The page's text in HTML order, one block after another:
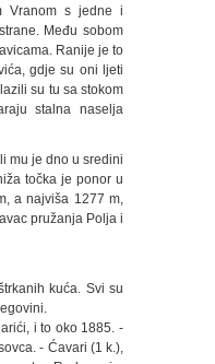
Vranom s jedne i
Među sobom
Ranije je to
gdje su oni ljeti
su tu sa stokom
stalna naselja
mu je dno u sredini
točka je ponor u
a najviša 1277 m,
pružanja Polja i
kuća. Svi su
i to oko 1885. -
- Ćavari (1 k.),